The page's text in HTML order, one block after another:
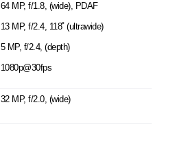
64 MP, f/1.8, (wide), PDAF
13 MP, f/2.4, 118˚ (ultrawide)
5 MP, f/2.4, (depth)
1080p@30fps
32 MP, f/2.0, (wide)